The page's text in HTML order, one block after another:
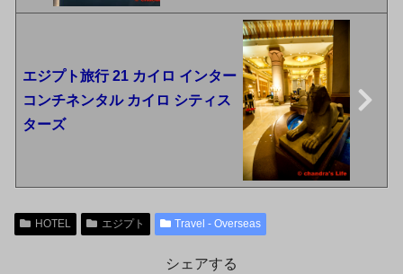
エジプト旅行 21 カイロ インター
コンチネンタル カイロ シティス
ターズ
HOTEL エジプト Travel - Overseas
シェアする